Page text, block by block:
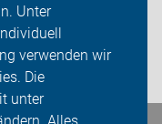
Unter
verwenden wir
Die
unter